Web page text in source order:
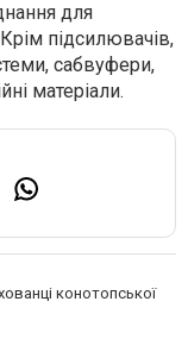
для
підсилювачів,
сабвуфери,
матеріали.
конотопської